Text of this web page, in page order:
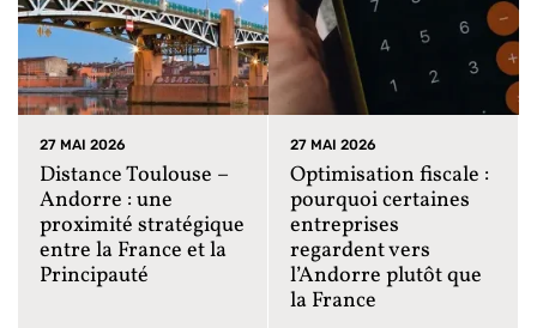
27 MAI 2026
Distance Toulouse –
Andorre : une
proximité stratégique
entre la France et la
Principauté
27 MAI 2026
Optimisation fiscale :
pourquoi certaines
entreprises
regardent vers
l’Andorre plutôt que
la France